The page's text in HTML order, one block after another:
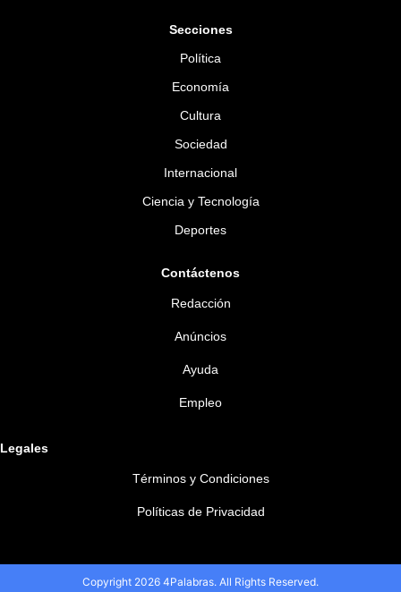
Secciones
Política
Economía
Cultura
Sociedad
Internacional
Ciencia y Tecnología
Deportes
Contáctenos
Redacción
Anúncios
Ayuda
Empleo
Legales
Términos y Condiciones
Políticas de Privacidad
Copyright 2026 4Palabras. All Rights Reserved.